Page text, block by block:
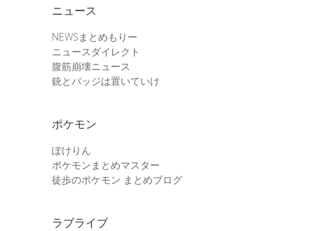
ニュース
NEWSまとめもりー
ニュースダイレクト
腹筋崩壊ニュース
銃とバッジは置いていけ
ポケモン
ぽけりん
ポケモンまとめマスター
徒歩のポケモン まとめブログ
ラブライブ